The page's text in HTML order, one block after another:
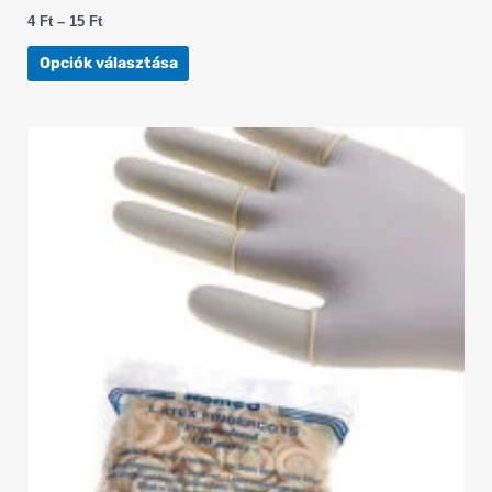
4 Ft – 15 Ft
Opciók választása